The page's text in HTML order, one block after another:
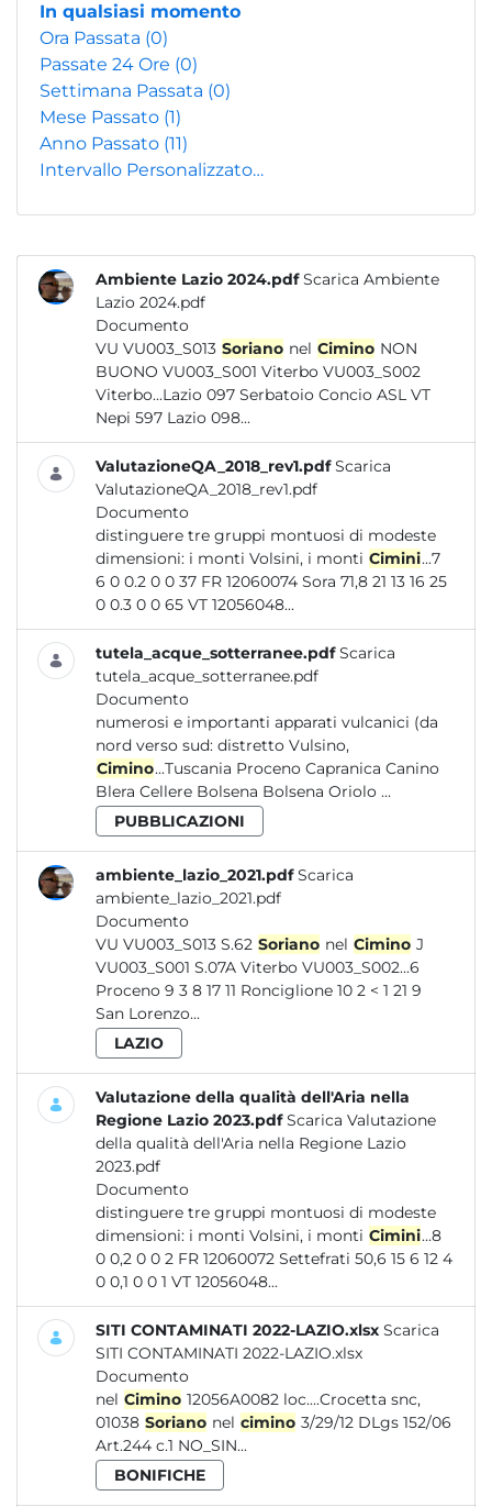
In qualsiasi momento
Ora Passata (0)
Passate 24 Ore (0)
Settimana Passata (0)
Mese Passato (1)
Anno Passato (11)
Intervallo Personalizzato…
Ambiente Lazio 2024.pdf Scarica Ambiente
Lazio 2024.pdf
Documento
VU VU003_S013 Soriano nel Cimino
BUONO VU003_S001 Viterbo VU003_S002
Viterbo...Lazio 097 Serbatoio Concio ASL VT
Nepi 597 Lazio 098...
ValutazioneQA_2018_rev1.pdf Scarica
ValutazioneQA_2018_rev1.pdf
Documento
distinguere tre gruppi montuosi di modeste
dimensioni: i monti Volsini, i monti Cimini...7
6 0 0.2 0 0 37 FR 12060074 Sora 71,8 21 13 16 25
0 0.3 0 0 65 VT 12056048...
tutela_acque_sotterranee.pdf Scarica
tutela_acque_sotterranee.pdf
Documento
numerosi e importanti apparati vulcanici (da
nord verso sud: distretto Vulsino,
Cimino...Tuscania Proceno Capranica Canino
Blera Cellere Bolsena Bolsena Oriolo ...
PUBBLICAZIONI
ambiente_lazio_2021.pdf Scarica
ambiente_lazio_2021.pdf
Documento
VU VU003_S013 S.62 Soriano nel Cimino
VU003_S001 S.07A Viterbo VU003_S002...6
Proceno 9 3 8 17 11 Ronciglione 10 2 < 1 21 9
San Lorenzo...
LAZIO
Valutazione della qualità dell'Aria nella
Regione Lazio 2023.pdf Scarica Valutazione
della qualità dell'Aria nella Regione Lazio
2023.pdf
Documento
distinguere tre gruppi montuosi di modeste
dimensioni: i monti Volsini, i monti Cimini...8
0 0,2 0 0 2 FR 12060072 Settefrati 50,6 15 6 12 4
0 0,1 0 0 1 VT 12056048...
SITI CONTAMINATI 2022-LAZIO.xlsx Scarica
SITI CONTAMINATI 2022-LAZIO.xlsx
Documento
nel Cimino 12056A0082 loc....Crocetta snc,
01038 Soriano nel cimino 3/29/12 DLgs 152/06
Art.244 c.1 NO_SIN...
BONIFICHE